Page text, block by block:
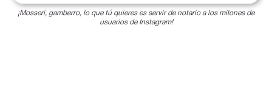
¡Mosseri, gamberro, lo que tú quieres es servir de notario a los milones de
usuarios de Instagram!